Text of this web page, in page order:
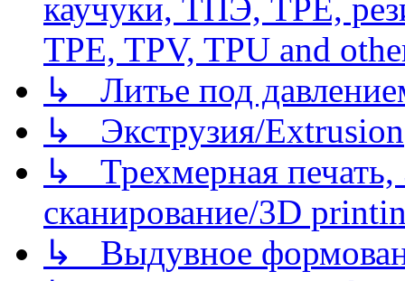
каучуки, ТПЭ, TPE,
TPE, TPV, TPU and
↳ Литье под
↳ Экструзия/Extrusion
↳ Трехмерная
сканирование/3D
↳ Выдувное